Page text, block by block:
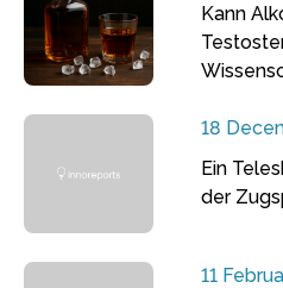
Kann
18
Ein
der
11